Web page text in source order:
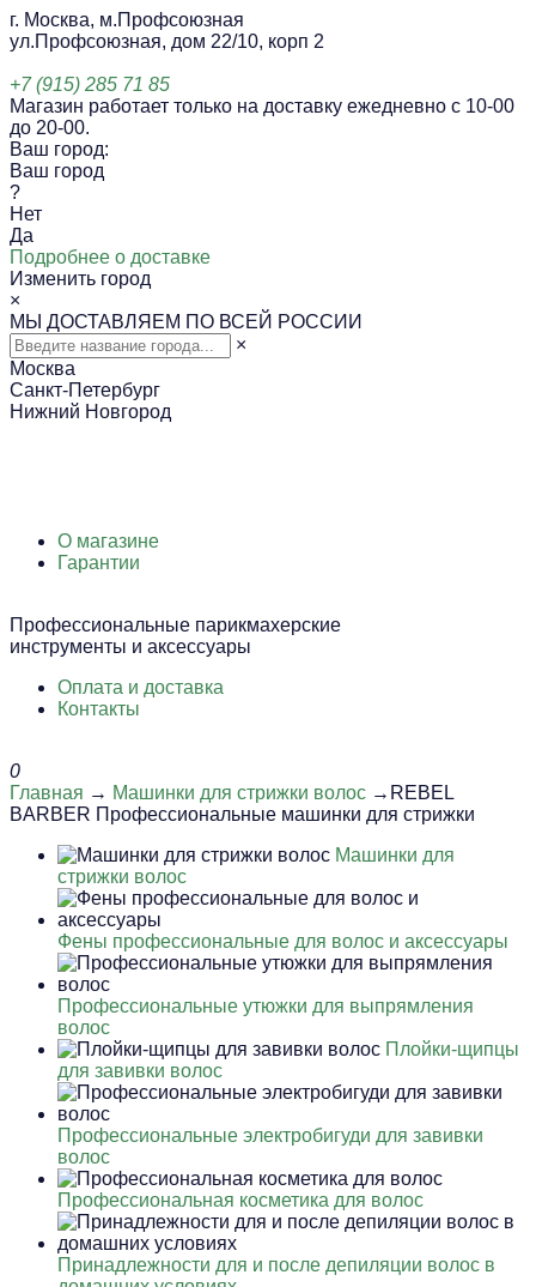
г. Москва, м.Профсоюзная
ул.Профсоюзная, дом 22/10, корп 2
+7 (915) 285 71 85
Магазин работает только на доставку ежедневно с 10-00
до 20-00.
Ваш город:
Ваш город
?
Нет
Да
Подробнее о доставке
Изменить город
×
МЫ ДОСТАВЛЯЕМ ПО ВСЕЙ РОССИИ
×
Москва
Санкт-Петербург
Нижний Новгород
О магазине
Гарантии
Профессиональные парикмахерские
инструменты и аксессуары
Оплата и доставка
Контакты
0
Главная → Машинки для стрижки волос →REBEL
BARBER Профессиональные машинки для стрижки
Машинки для
стрижки волос
Фены профессиональные для волос и аксессуары
Профессиональные утюжки для выпрямления
волос
Плойки-щипцы
для завивки волос
Профессиональные электробигуди для завивки
волос
Профессиональная косметика для волос
Принадлежности для и после депиляции волос в